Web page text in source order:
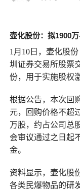
壶化股份：拟1900
1月10日，壶化股
圳证券交易所股票
份，用于实施股权
根据公告，本次回
元，回购价格不超
万股，约占公司总
会审议通过之日起
金。
资料显示，壶化股
各类民爆物品的研